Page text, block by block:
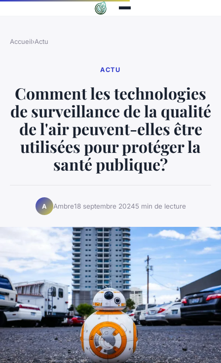
Accueil›Actu
ACTU
Comment les technologies
de surveillance de la qualité
de l'air peuvent-elles être
utilisées pour protéger la
santé publique?
A Ambre18 septembre 20245 min de lecture